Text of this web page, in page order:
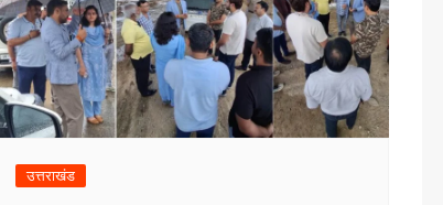
उत्तराखंड